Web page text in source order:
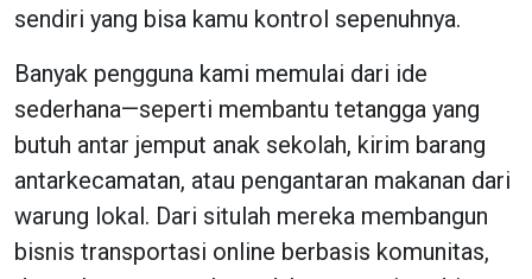
sendiri yang bisa kamu kontrol sepenuhnya.
Banyak pengguna kami memulai dari ide
sederhana—seperti membantu tetangga yang
butuh antar jemput anak sekolah, kirim barang
antarkecamatan, atau pengantaran makanan dari
warung lokal. Dari situlah mereka membangun
bisnis transportasi online berbasis komunitas,